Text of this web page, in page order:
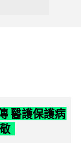
醫護保護病